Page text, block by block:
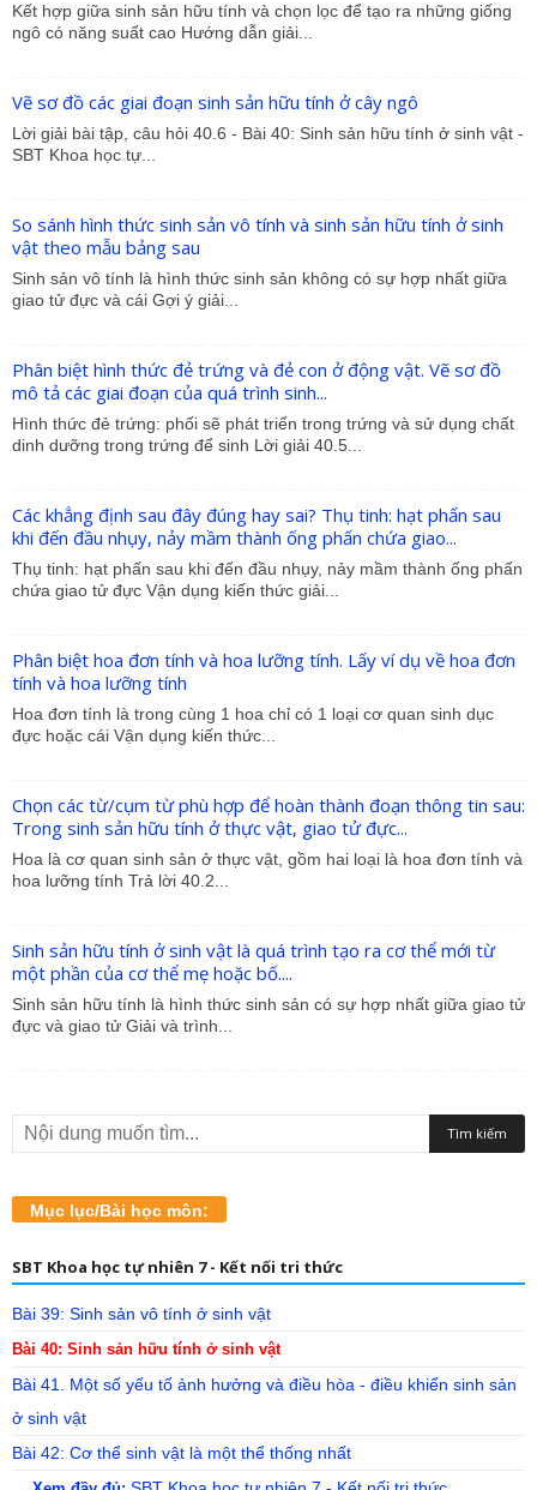
Kết hợp giữa sinh sản hữu tính và chọn lọc để tạo ra những giống
ngô có năng suất cao Hướng dẫn giải...
Vẽ sơ đồ các giai đoạn sinh sản hữu tính ở cây ngô
Lời giải bài tập, câu hỏi 40.6 - Bài 40: Sinh sản hữu tính ở sinh vật -
SBT Khoa học tự...
So sánh hình thức sinh sản vô tính và sinh sản hữu tính ở sinh
vật theo mẫu bảng sau
Sinh sản vô tính là hình thức sinh sản không có sự hợp nhất giữa
giao tử đực và cái Gợi ý giải...
Phân biệt hình thức đẻ trứng và đẻ con ở động vật. Vẽ sơ đồ
mô tả các giai đoạn của quá trình sinh...
Hình thức đẻ trứng: phối sẽ phát triển trong trứng và sử dụng chất
dinh dưỡng trong trứng để sinh Lời giải 40.5...
Các khẳng định sau đây đúng hay sai? Thụ tinh: hạt phấn sau
khi đến đầu nhụy, nảy mầm thành ống phấn chứa giao...
Thụ tinh: hạt phấn sau khi đến đầu nhụy, nảy mầm thành ống phấn
chứa giao tử đực Vận dụng kiến thức giải...
Phân biệt hoa đơn tính và hoa lưỡng tính. Lấy ví dụ về hoa đơn
tính và hoa lưỡng tính
Hoa đơn tính là trong cùng 1 hoa chỉ có 1 loại cơ quan sinh dục
đực hoặc cái Vận dụng kiến thức...
Chọn các từ/cụm từ phù hợp để hoàn thành đoạn thông tin sau:
Trong sinh sản hữu tính ở thực vật, giao tử đực...
Hoa là cơ quan sinh sản ở thực vật, gồm hai loại là hoa đơn tính và
hoa lưỡng tính Trả lời 40.2...
Sinh sản hữu tính ở sinh vật là quá trình tạo ra cơ thể mới từ
một phần của cơ thể mẹ hoặc bố....
Sinh sản hữu tính là hình thức sinh sản có sự hợp nhất giữa giao tử
đực và giao tử Giải và trình...
Mục lục/Bài học môn:
SBT Khoa học tự nhiên 7 - Kết nối tri thức
Bài 39: Sinh sản vô tính ở sinh vật
Bài 40: Sinh sản hữu tính ở sinh vật
Bài 41. Một số yếu tố ảnh hưởng và điều hòa - điều khiển sinh sản
ở sinh vật
Bài 42: Cơ thể sinh vật là một thể thống nhất